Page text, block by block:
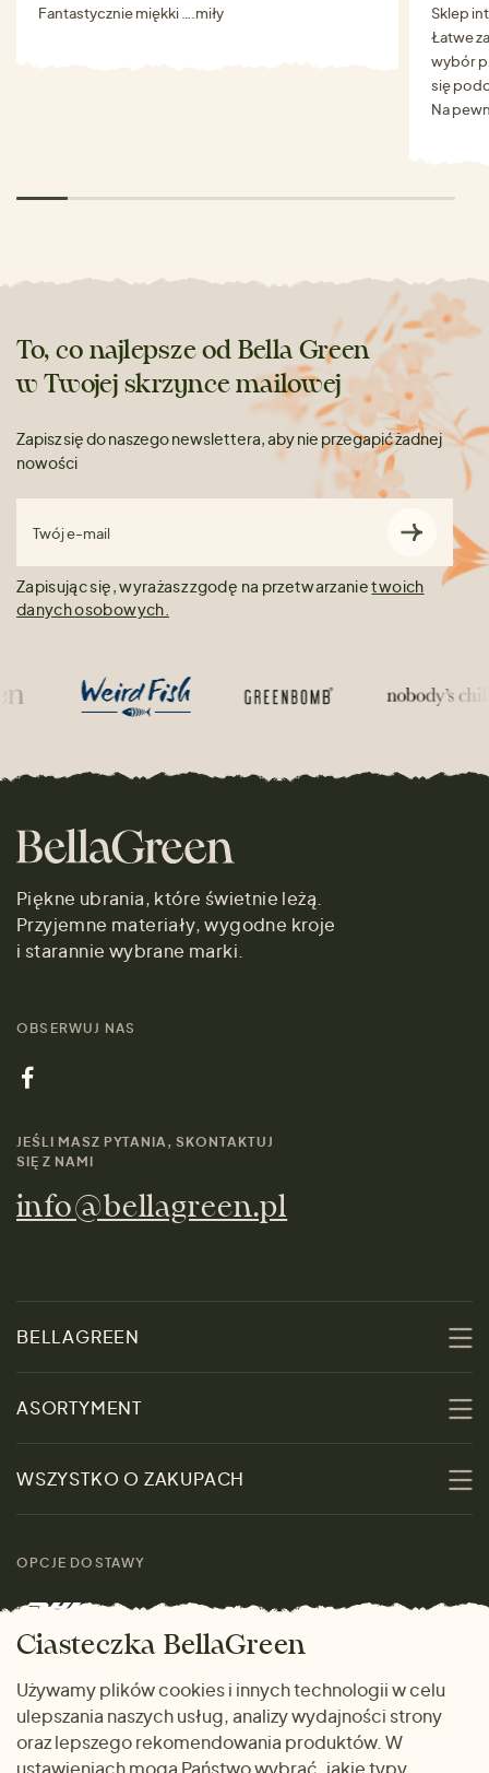
Fantastycznie miękki ….miły
Sklep
Łatwe
wybór
się
Na
To, co najlepsze od Bella Green
w Twojej skrzynce mailowej
Zapisz się do naszego newslettera, aby nie przegapić żadnej
nowości
Twój e-mail
Zapisując się, wyrażasz zgodę na przetwarzanietwoich
danych osobowych.
Piękne ubrania, które świetnie leżą.
Przyjemne materiały, wygodne kroje
i starannie wybrane marki.
OBSERWUJ NAS
JEŚLI MASZ PYTANIA, SKONTAKTUJ
SIĘ Z NAMI
info@bellagreen.pl
BELLAGREEN
O nas
Zrównoważoność
Skontaktuj się z nami
Marki
ASORTYMENT
Promocje
Kobiety
Mężczyźni
Dom i wnętrze
Prezenty
WSZYSTKO O ZAKUPACH
rozmiarach
Zwrot towaru
Dlaczego warto kupować
u nas
OPCJE DOSTAWY
METODY PŁATNOŚCI
Ciasteczka BellaGreen
Używamy plików cookies i innych technologii w celu
ulepszania naszych usług, analizy wydajności strony
oraz lepszego rekomendowania produktów. W
ustawieniach mogą Państwo wybrać, jakie typy